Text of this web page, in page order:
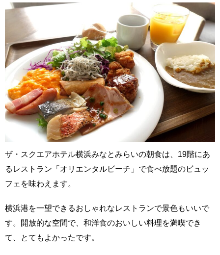
ザ・スクエアホテル横浜みなとみらいの朝食は、19階にあ
るレストラン「オリエンタルビーチ」で食べ放題のビュッ
フェを味わえます。
横浜港を一望できるおしゃれなレストランで景色もいいで
す。開放的な空間で、和洋食のおいしい料理を満喫でき
て、とてもよかったです。